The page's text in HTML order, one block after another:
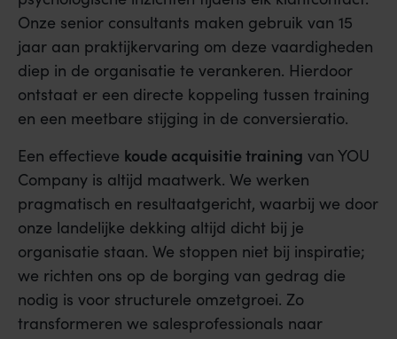
Onze senior consultants maken gebruik van 15
jaar aan praktijkervaring om deze vaardigheden
diep in de organisatie te verankeren. Hierdoor
ontstaat er een directe koppeling tussen training
en een meetbare stijging in de conversieratio.
Een effectieve koude acquisitie training van YOU
Company is altijd maatwerk. We werken
pragmatisch en resultaatgericht, waarbij we door
onze landelijke dekking altijd dicht bij je
organisatie staan. We stoppen niet bij inspiratie;
we richten ons op de borging van gedrag die
nodig is voor structurele omzetgroei. Zo
transformeren we salesprofessionals naar